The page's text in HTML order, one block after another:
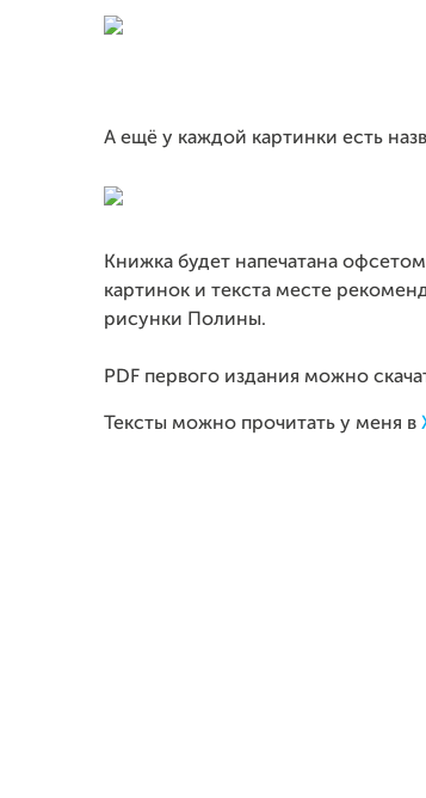
А ещё у каждой картинки есть
Книжка будет напечатана
картинок и текста месте
рисунки Полины.
PDF первого издания можно
Тексты можно прочитать у меня в